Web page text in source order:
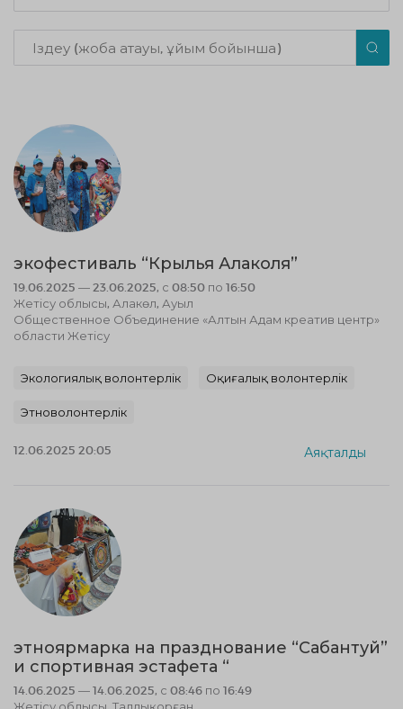
экофестиваль “Крылья Алаколя”
19.06.2025 — 23.06.2025, с 08:50 по 16:50
Жетісу облысы, Алакөл, Ауыл
Общественное Объединение «Алтын Адам креатив центр»
области Жетісу
Экологиялық волонтерлік Оқиғалық волонтерлік
Этноволонтерлік
12.06.2025 20:05 Аяқталды
этноярмарка на празднование “Сабантуй”
и спортивная эстафета “
14.06.2025 — 14.06.2025, с 08:46 по 16:49